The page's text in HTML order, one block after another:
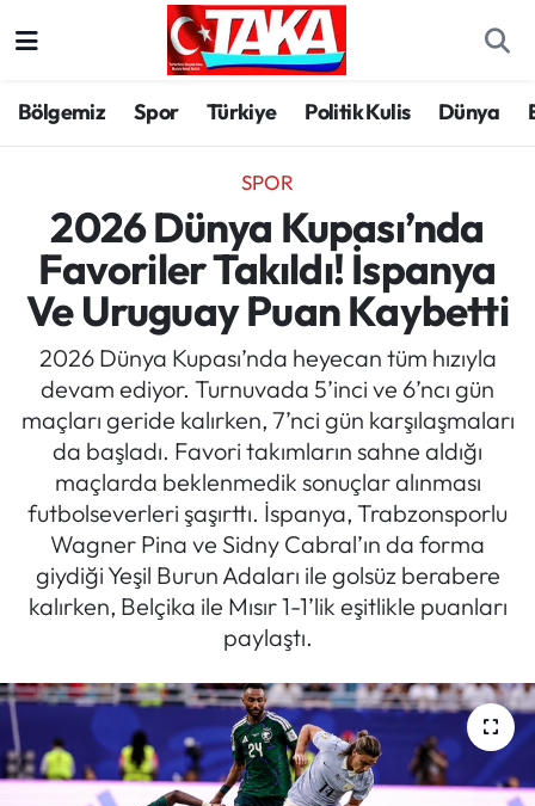
Bölgemiz Spor Türkiye Politik Kulis Dünya
SPOR
2026 Dünya Kupası’nda
Favoriler Takıldı! İspanya
Ve Uruguay Puan Kaybetti
2026 Dünya Kupası’nda heyecan tüm hızıyla
devam ediyor. Turnuvada 5’inci ve 6’ncı gün
maçları geride kalırken, 7’nci gün karşılaşmaları
da başladı. Favori takımların sahne aldığı
maçlarda beklenmedik sonuçlar alınması
futbolseverleri şaşırttı. İspanya, Trabzonsporlu
Wagner Pina ve Sidny Cabral’ın da forma
giydiği Yeşil Burun Adaları ile golsüz berabere
kalırken, Belçika ile Mısır 1-1’lik eşitlikle puanları
paylaştı.
Spor
Türkiye
Kültür/Sanat
Politika
Politik Kulis
Dünya
Magazin
Mektup Galeri
Manşet
Köşe Yazıları
Trabzon Hava Durumu
Trabzon Trafik Yoğunluk Haritası
Süper Lig Puan Durumu ve Fikstür
Tüm Manşetler
Son Dakika Haberleri
Haber Arşivi